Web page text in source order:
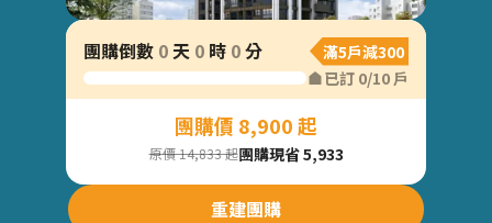
僑駿青團購驗屋
團購倒數 0天 0 時 0分
滿5戶減300
已訂 0/10 戶
團購價 8,900 起
原價 14,833 起團購現省 5,933
重建團購